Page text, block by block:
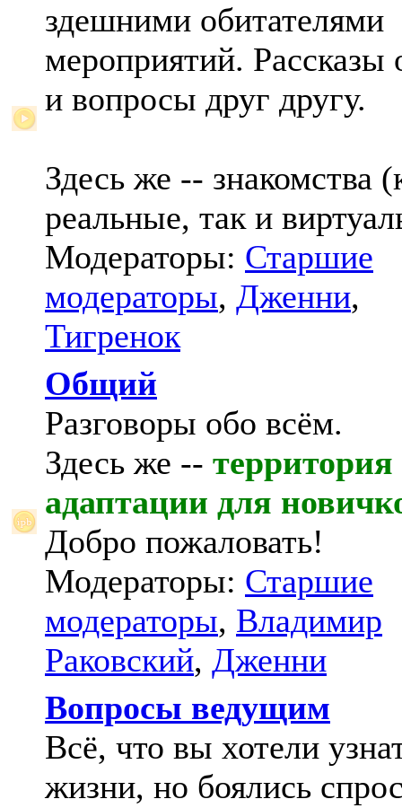
здешними обитателями
мероприятий. Рассказы
и вопросы друг другу.
Здесь же -- знакомства
реальные, так и
Модераторы: Старшие
модераторы, Дженни,
Тигренок
Общий
Разговоры обо всём.
Здесь же -- территория
адаптации для
Добро пожаловать!
Модераторы: Старшие
модераторы, Владимир
Раковский, Дженни
Вопросы ведущим
Всё, что вы хотели
жизни, но боялись